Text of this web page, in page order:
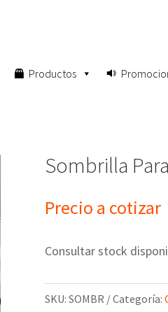
Productos
Sombrilla
Precio a cotizar
Consultar stock
SKU: SOMBR Categoría: